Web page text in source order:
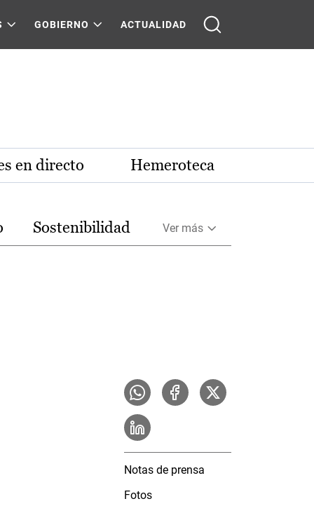
GOBIERNO ACTUALIDAD
en directo Hemeroteca
Sostenibilidad Ver más
Notas de prensa
Fotos